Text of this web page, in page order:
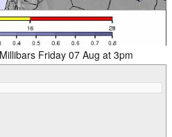
Friday 07 Aug at 3pm